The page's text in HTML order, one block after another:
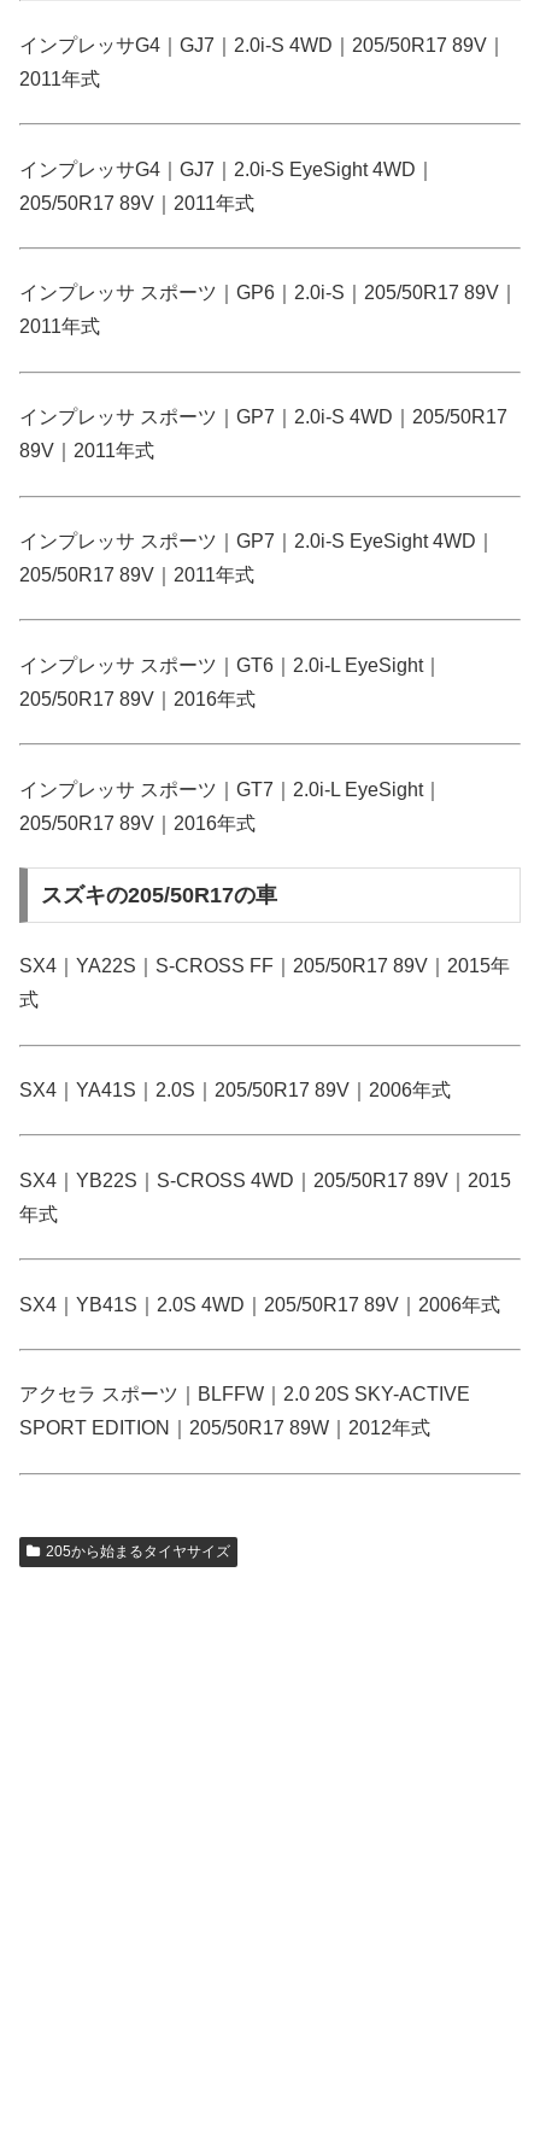
インプレッサG4｜GJ7｜2.0i-S 4WD｜205/50R17 89V｜
2011年式
インプレッサG4｜GJ7｜2.0i-S EyeSight 4WD｜
205/50R17 89V｜2011年式
インプレッサ スポーツ｜GP6｜2.0i-S｜205/50R17 89V｜
2011年式
インプレッサ スポーツ｜GP7｜2.0i-S 4WD｜205/50R17
89V｜2011年式
インプレッサ スポーツ｜GP7｜2.0i-S EyeSight 4WD｜
205/50R17 89V｜2011年式
インプレッサ スポーツ｜GT6｜2.0i-L EyeSight｜
205/50R17 89V｜2016年式
インプレッサ スポーツ｜GT7｜2.0i-L EyeSight｜
205/50R17 89V｜2016年式
スズキの205/50R17の車
SX4｜YA22S｜S-CROSS FF｜205/50R17 89V｜2015年
式
SX4｜YA41S｜2.0S｜205/50R17 89V｜2006年式
SX4｜YB22S｜S-CROSS 4WD｜205/50R17 89V｜2015
年式
SX4｜YB41S｜2.0S 4WD｜205/50R17 89V｜2006年式
アクセラ スポーツ｜BLFFW｜2.0 20S SKY-ACTIVE
SPORT EDITION｜205/50R17 89W｜2012年式
205から始まるタイヤサイズ